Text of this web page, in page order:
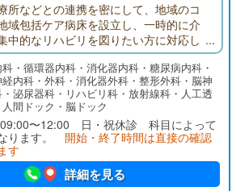
所などとの連携を密にして、地域のコ
域包括ケア病床を設立し、一時的に介
中的なリハビリを図りたい方に対応し
、脳卒中･高血圧･心不全･糖尿病･脂質
腸疾患を中心とし、他にも皮膚科･整形
います。華頂会グループでは、在宅支援
支援相談室、訪問看護ステーション、
ンの活動も行っております。
・循環器内科・消化器内科・糖尿病内科・
内科・外科・消化器外科・整形外科・脳神
泌尿器科・リハビリ科・放射線科・人工透
間ドック・脳ドック
09:00〜12:00 日・祝休診 科目によって
ります。 開始・終了時間は直接の確認
す
詳細を見る